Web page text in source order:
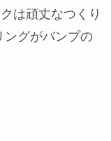
は頑丈なつくり
ングがバンプの